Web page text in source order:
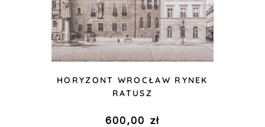
HORYZONT WROCŁAW RYNEK
RATUSZ
600,00 zł